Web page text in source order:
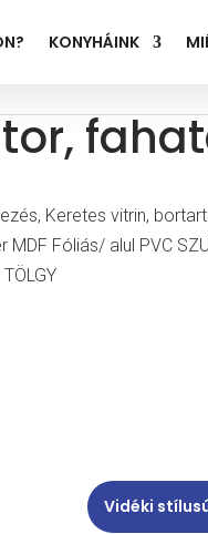
KONYHÁINK
Keretes vitrin,
Fóliás/ alul PVC
Vidéki